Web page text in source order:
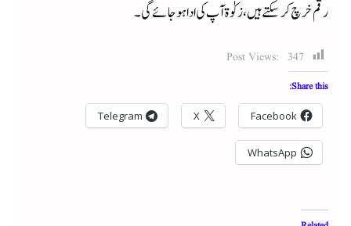
رقم خرچ کر سکتے ہیں، زکوٰۃ آپ کی ادا ہوجائے گی۔
Post Views: 347
Share this:
Facebook
X
Telegram
WhatsApp